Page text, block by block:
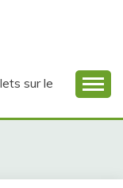
sur le